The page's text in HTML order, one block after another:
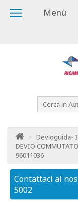
Menù
> Devioguida-
DEVIO
96011036
Contattaci al
5002